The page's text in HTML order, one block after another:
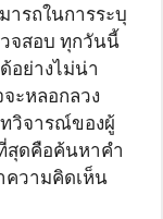
รถในการระบุ
จสอบ ทุกวันนี้
อย่างไม่น่า
ะหลอกลวง
วิจารณ์ของผู้
สุดคือค้นหาคำ
ความคิดเห็น